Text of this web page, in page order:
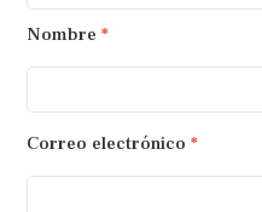
Nombre *
Correo electrónico *